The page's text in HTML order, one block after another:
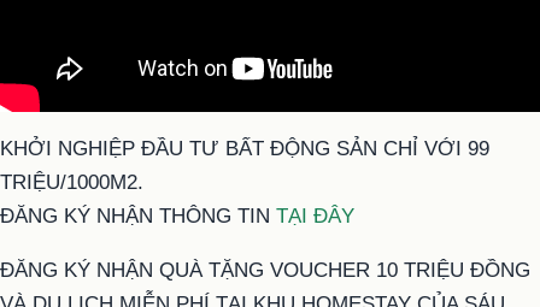
KHỞI NGHIỆP ĐẦU TƯ BẤT ĐỘNG SẢN CHỈ VỚI 99
TRIỆU/1000M2.
ĐĂNG KÝ NHẬN THÔNG TIN TẠI ĐÂY
ĐĂNG KÝ NHẬN QUÀ TẶNG VOUCHER 10 TRIỆU ĐỒNG